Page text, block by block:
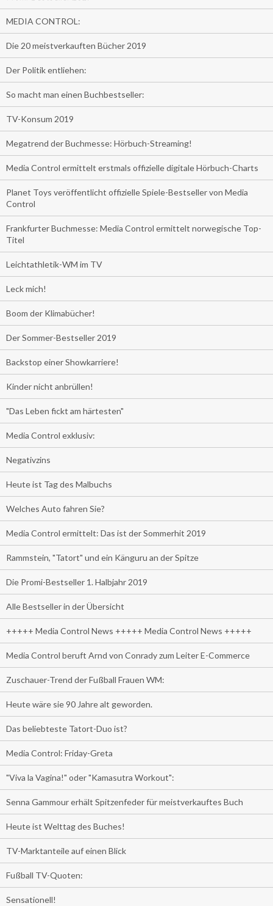
MEDIA CONTROL:
Die 20 meistverkauften Bücher 2019
Der Politik entliehen:
So macht man einen Buchbestseller:
TV-Konsum 2019
Megatrend der Buchmesse: Hörbuch-Streaming!
Media Control ermittelt erstmals offizielle digitale Hörbuch-Charts
Planet Toys veröffentlicht offizielle Spiele-Bestseller von Media
Control
Frankfurter Buchmesse: Media Control ermittelt norwegische Top-
Titel
Leichtathletik-WM im TV
Leck mich!
Boom der Klimabücher!
Der Sommer-Bestseller 2019
Backstop einer Showkarriere!
Kinder nicht anbrüllen!
"Das Leben fickt am härtesten"
Media Control exklusiv:
Negativzins
Heute ist Tag des Malbuchs
Welches Auto fahren Sie?
Media Control ermittelt: Das ist der Sommerhit 2019
Rammstein, "Tatort" und ein Känguru an der Spitze
Die Promi-Bestseller 1. Halbjahr 2019
Alle Bestseller in der Übersicht
+++++ Media Control News +++++ Media Control News +++++
Media Control beruft Arnd von Conrady zum Leiter E-Commerce
Zuschauer-Trend der Fußball Frauen WM:
Heute wäre sie 90 Jahre alt geworden.
Das beliebteste Tatort-Duo ist?
Media Control: Friday-Greta
"Viva la Vagina!" oder "Kamasutra Workout":
Senna Gammour erhält Spitzenfeder für meistverkauftes Buch
Heute ist Welttag des Buches!
TV-Marktanteile auf einen Blick
Fußball TV-Quoten:
Sensationell!